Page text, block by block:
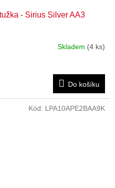
- Sirius Silver AA3
Skladem (4 ks)
Do košíku
Kód: LPA10APE2BAA9K